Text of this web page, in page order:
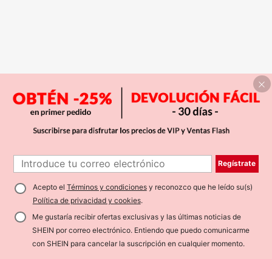
Regístrate
Acepto el Términos y condicionesy reconozco que he leído su(s)
Política de privacidad y cookies.
Me gustaría recibir ofertas exclusivas y las últimas noticias de
SHEIN por correo electrónico. Entiendo que puedo comunicarme
con SHEIN para cancelar la suscripción en cualquier momento.